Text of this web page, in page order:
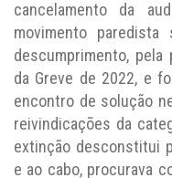
cancelamento da
movimento
descumprimento, pela
da Greve de 2022, e
encontro de solução
reivindicações da
extinção desconstitui
e ao cabo, procurava